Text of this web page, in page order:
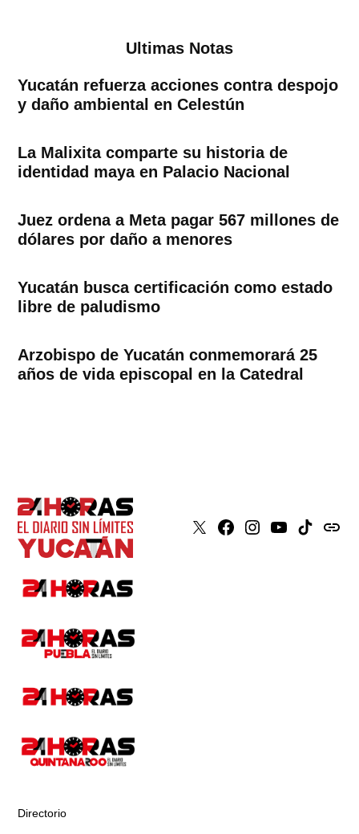
Ultimas Notas
Yucatán refuerza acciones contra despojo
y daño ambiental en Celestún
La Malixita comparte su historia de
identidad maya en Palacio Nacional
Juez ordena a Meta pagar 567 millones de
dólares por daño a menores
Yucatán busca certificación como estado
libre de paludismo
Arzobispo de Yucatán conmemorará 25
años de vida episcopal en la Catedral
X Faceboook
Instagram
YoutubeTiktokissuu
Directorio